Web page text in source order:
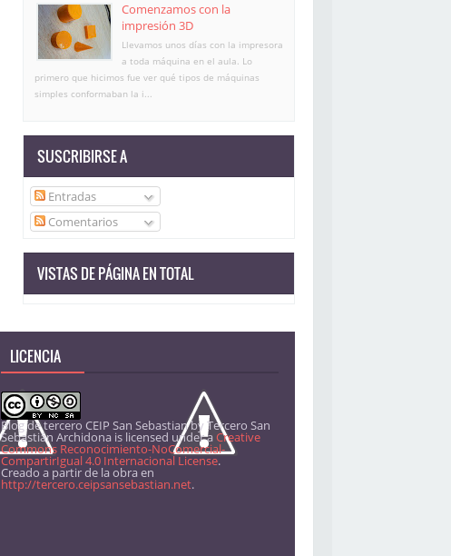
Comenzamos con la
impresión 3D
Llevamos unos días con la impresora
a toda máquina en el aula. Lo
primero que hicimos fue ver qué tipos de máquinas
simples conformaban la i...
SUSCRIBIRSE A
Entradas
Comentarios
VISTAS DE PÁGINA EN TOTAL
LICENCIA
Blog de tercero CEIP San Sebastianby Tercero San
Sebastián Archidona is licensed under a Creative
Commons Reconocimiento-NoComercial-
CompartirIgual 4.0 Internacional License.
Creado a partir de la obra en
http://tercero.ceipsansebastian.net.